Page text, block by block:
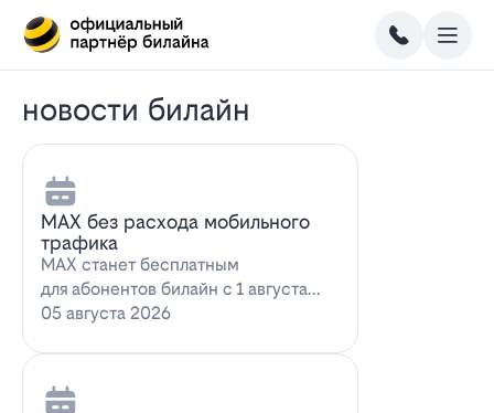
новости билайн
MAX без расхода мобильного
трафика
MAX станет бесплатным
для абонентов билайн с 1 августа
2026 года использование
05 августа 2026